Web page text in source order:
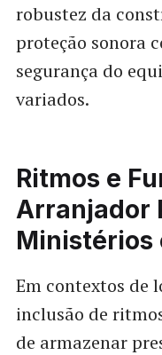
robustez da
proteção sonora
segurança do
variados.
Ritmos e
Arranjador
Ministérios
Em contextos de
inclusão de
de armazenar